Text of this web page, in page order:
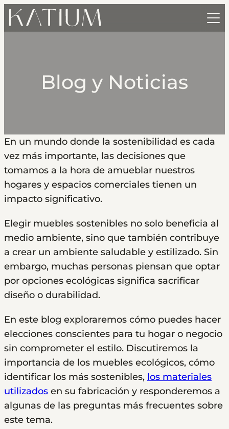
Skip
to
Logística e Instalación
Proyectos llave en mano
Katium Care
Servicio de Diseño de Interiores
Nuestros Proyectos
Nosotros
Katium x Onoa Interior Design
Talento
Contacto
Noticias
English
Blog y Noticias
En un mundo donde la sostenibilidad es cada
vez más importante, las decisiones que
tomamos a la hora de amueblar nuestros
hogares y espacios comerciales tienen un
impacto significativo.
Elegir muebles sostenibles no solo beneficia al
medio ambiente, sino que también contribuye
a crear un ambiente saludable y estilizado. Sin
embargo, muchas personas piensan que optar
por opciones ecológicas significa sacrificar
diseño o durabilidad.
En este blog exploraremos cómo puedes hacer
elecciones conscientes para tu hogar o negocio
sin comprometer el estilo. Discutiremos la
importancia de los muebles ecológicos, cómo
identificar los más sostenibles, los materiales
utilizados en su fabricación y responderemos a
algunas de las preguntas más frecuentes sobre
este tema.